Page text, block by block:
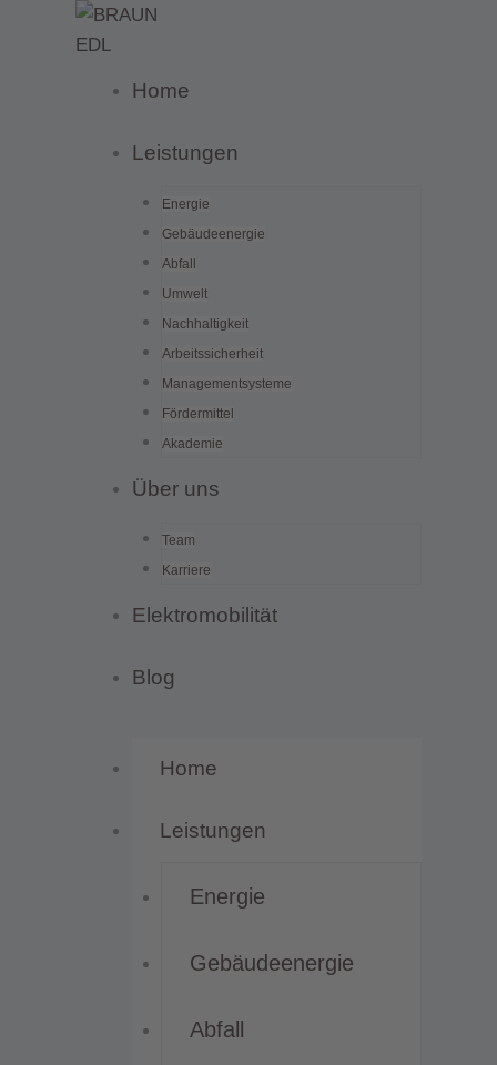
Home
Leistungen
Energie
Gebäudeenergie
Abfall
Umwelt
Nachhaltigkeit
Arbeitssicherheit
Managementsysteme
Fördermittel
Akademie
Über uns
Team
Karriere
Elektromobilität
Blog
Home
Leistungen
Energie
Gebäudeenergie
Abfall